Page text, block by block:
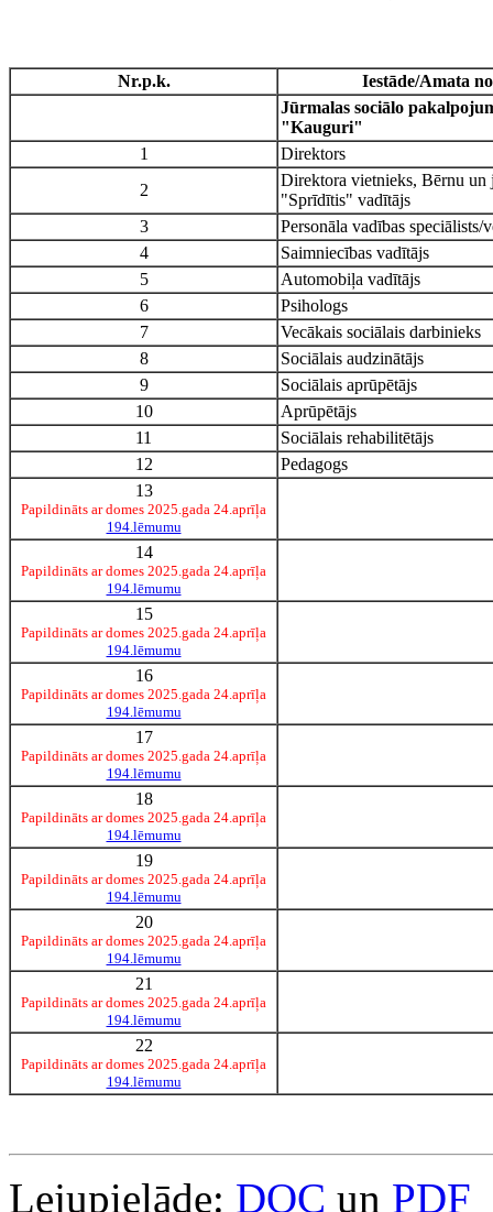
Nr.p.k.
Iestāde/Amata
Jūrmalas sociālo
"Kauguri"
1
Direktors
2
Direktora vietnieks, Bērnu un
"Sprīdītis" vadītājs
3
Personāla vadības speciālists/
4
Saimniecības vadītājs
5
Automobiļa vadītājs
6
Psihologs
7
Vecākais sociālais darbinieks
8
Sociālais audzinātājs
9
Sociālais aprūpētājs
10
Aprūpētājs
11
Sociālais rehabilitētājs
12
Pedagogs
13
Papildināts ar domes 2025.gada 24.aprīļa
194.lēmumu
14
Papildināts ar domes 2025.gada 24.aprīļa
194.lēmumu
15
Papildināts ar domes 2025.gada 24.aprīļa
194.lēmumu
16
Papildināts ar domes 2025.gada 24.aprīļa
194.lēmumu
17
Papildināts ar domes 2025.gada 24.aprīļa
194.lēmumu
18
Papildināts ar domes 2025.gada 24.aprīļa
194.lēmumu
19
Papildināts ar domes 2025.gada 24.aprīļa
194.lēmumu
20
Papildināts ar domes 2025.gada 24.aprīļa
194.lēmumu
21
Papildināts ar domes 2025.gada 24.aprīļa
194.lēmumu
22
Papildināts ar domes 2025.gada 24.aprīļa
194.lēmumu
Lejupielāde: DOC un PDF